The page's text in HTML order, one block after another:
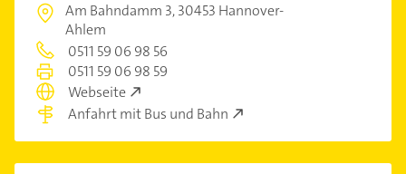
Am Bahndamm 3,30453 Hannover-
Ahlem
0511 59 06 98 56
0511 59 06 98 59
Webseite
Anfahrt mit Bus und Bahn